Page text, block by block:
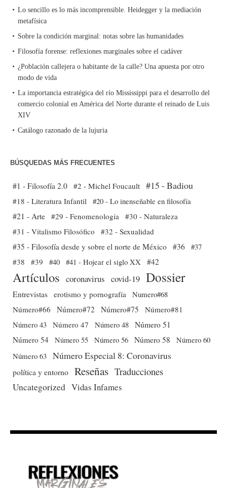
Lo sencillo es lo más incomprensible. Heidegger y la mediación
metafísica
Sobre la condición marginal: notas sobre las humanidades
Filosofía forense: reflexiones marginales sobre el cadáver
¿Población callejera o habitante de la calle? Una apuesta por otro
modo de vida
La importancia estratégica del río Mississippi para el desarrollo del
comercio colonial en América del Norte durante el reinado de Luis
XIV
Catálogo razonado de la lujuria
BÚSQUEDAS MÁS FRECUENTES
#1 - Filosofía 2.0 #2 - Michel Foucault #15 - Badiou
#18 - Literatura Infantil #20 - Lo inenseñable en filosofía
#21 - Arte #29 - Fenomenología
#30 - Naturaleza
#31 - Vitalismo Filosófico
#32 - Sexualidad
#35 - Filosofía desde y sobre el norte de México #36 #37
#38
#39 #40 #41 - Hojear el siglo XX #42
Artículos coronavirus covid-19 Dossier
Entrevistas erotismo y pornografía
Numero#68
Número#66
Número#72 Número#75
Número#81
Número 43 Número 47 Número 48 Número 51
Número 54 Número 55 Número 56 Número 58
Número 60
Número 63 Número Especial 8: Coronavirus
política y entorno Reseñas Traducciones
Uncategorized Vidas Infames